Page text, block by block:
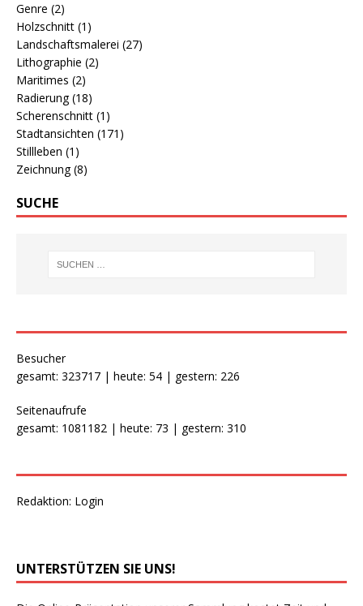
Genre (2)
Holzschnitt (1)
Landschaftsmalerei (27)
Lithographie (2)
Maritimes (2)
Radierung(18)
Scherenschnitt (1)
Stadtansichten (171)
Stillleben (1)
Zeichnung(8)
SUCHE
Besucher
gesamt: 323717 | heute: 54 | gestern: 226
Seitenaufrufe
gesamt: 1081182 | heute: 73 | gestern: 310
Redaktion: Login
UNTERSTÜTZEN SIE UNS!